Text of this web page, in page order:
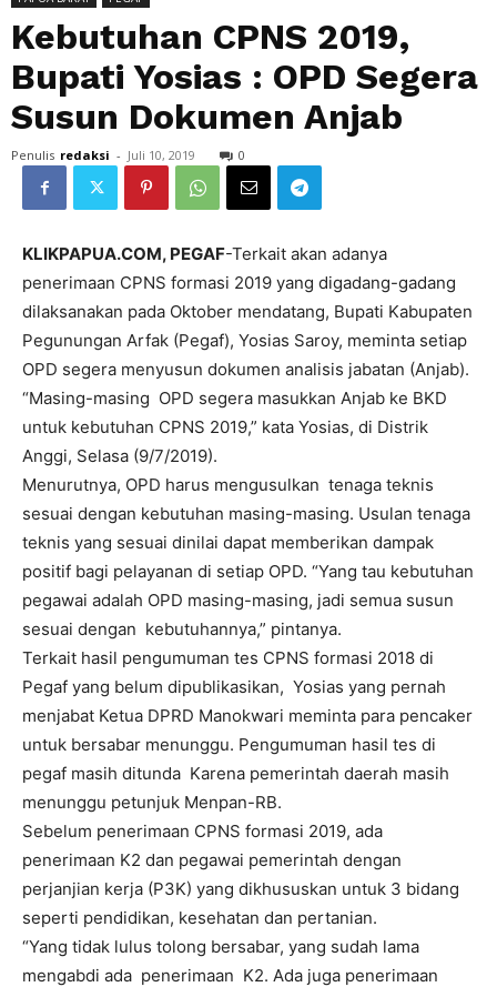
Kebutuhan CPNS 2019,
Bupati Yosias : OPD Segera
Susun Dokumen Anjab
Penulis redaksi - Juli 10, 2019 0
KLIKPAPUA.COM, PEGAF-Terkait akan adanya
penerimaan CPNS formasi 2019 yang digadang-gadang
dilaksanakan pada Oktober mendatang, Bupati Kabupaten
Pegunungan Arfak (Pegaf), Yosias Saroy, meminta setiap
OPD segera menyusun dokumen analisis jabatan (Anjab).
“Masing-masing OPD segera masukkan Anjab ke BKD
untuk kebutuhan CPNS 2019,” kata Yosias, di Distrik
Anggi, Selasa (9/7/2019).
Menurutnya, OPD harus mengusulkan tenaga teknis
sesuai dengan kebutuhan masing-masing. Usulan tenaga
teknis yang sesuai dinilai dapat memberikan dampak
positif bagi pelayanan di setiap OPD. “Yang tau kebutuhan
pegawai adalah OPD masing-masing, jadi semua susun
sesuai dengan kebutuhannya,” pintanya.
Terkait hasil pengumuman tes CPNS formasi 2018 di
Pegaf yang belum dipublikasikan, Yosias yang pernah
menjabat Ketua DPRD Manokwari meminta para pencaker
untuk bersabar menunggu. Pengumuman hasil tes di
pegaf masih ditunda Karena pemerintah daerah masih
menunggu petunjuk Menpan-RB.
Sebelum penerimaan CPNS formasi 2019, ada
penerimaan K2 dan pegawai pemerintah dengan
perjanjian kerja (P3K) yang dikhususkan untuk 3 bidang
seperti pendidikan, kesehatan dan pertanian.
“Yang tidak lulus tolong bersabar, yang sudah lama
mengabdi ada penerimaan K2. Ada juga penerimaan